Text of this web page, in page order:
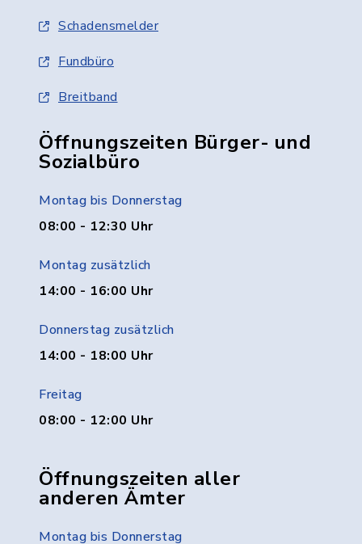
Schadensmelder
Fundbüro
Breitband
Öffnungszeiten Bürger- und
Sozialbüro
Montag bis Donnerstag
08:00 - 12:30 Uhr
Montag zusätzlich
14:00 - 16:00 Uhr
Donnerstag zusätzlich
14:00 - 18:00 Uhr
Freitag
08:00 - 12:00 Uhr
Öffnungszeiten aller
anderen Ämter
Montag bis Donnerstag